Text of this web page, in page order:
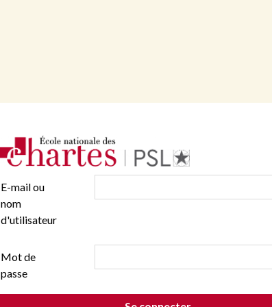
E-mail ou
nom
d'utilisateur
Mot de
passe